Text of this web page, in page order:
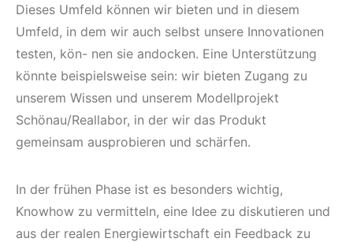
Dieses Umfeld können wir bieten und in diesem
Umfeld, in dem wir auch selbst unsere Innovationen
testen, kön- nen sie andocken. Eine Unterstützung
könnte beispielsweise sein: wir bieten Zugang zu
unserem Wissen und unserem Modellprojekt
Schönau/Reallabor, in der wir das Produkt
gemeinsam ausprobieren und schärfen.
In der frühen Phase ist es besonders wichtig,
Knowhow zu vermitteln, eine Idee zu diskutieren und
aus der realen Energiewirtschaft ein Feedback zu